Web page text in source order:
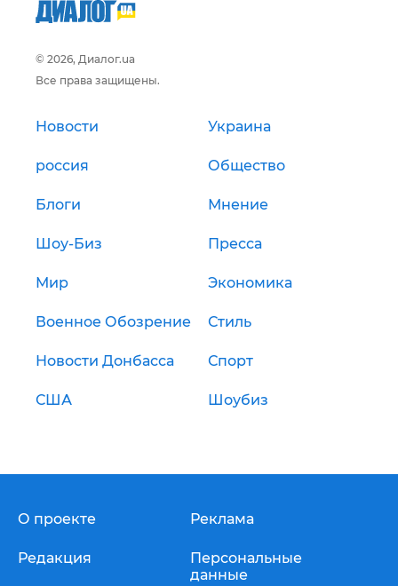
© 2026, Диалог.ua
Все права защищены.
Новости Украина
россия Общество
Блоги Мнение
Шоу-Биз Пресса
Мир Экономика
Военное Обозрение Стиль
Новости Донбасса Спорт
США Шоубиз
О проекте
Редакция
Реклама
Персональные
данные